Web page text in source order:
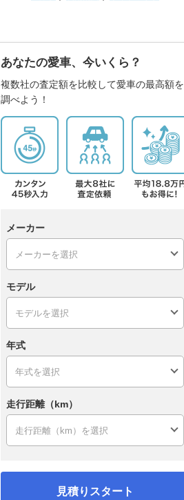
あなたの愛車、今いくら？
複数社の査定額を比較して愛車の最高額を
調べよう！
メーカー
モデル
年式
走行距離（km）
見積りスタート